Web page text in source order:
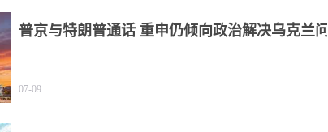
普京与特朗普通话 重申仍倾向政治解决乌克兰问
07-09